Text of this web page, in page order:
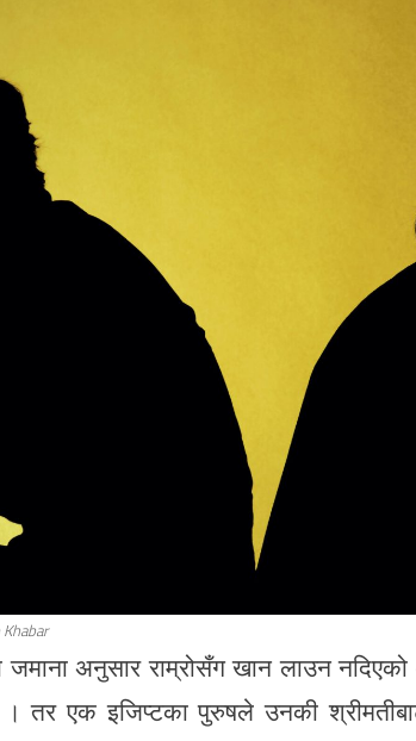
अनुसार राम्रोसँग खान लाउन नदिएको
। तर एक इजिप्टका पुरुषले उनकी